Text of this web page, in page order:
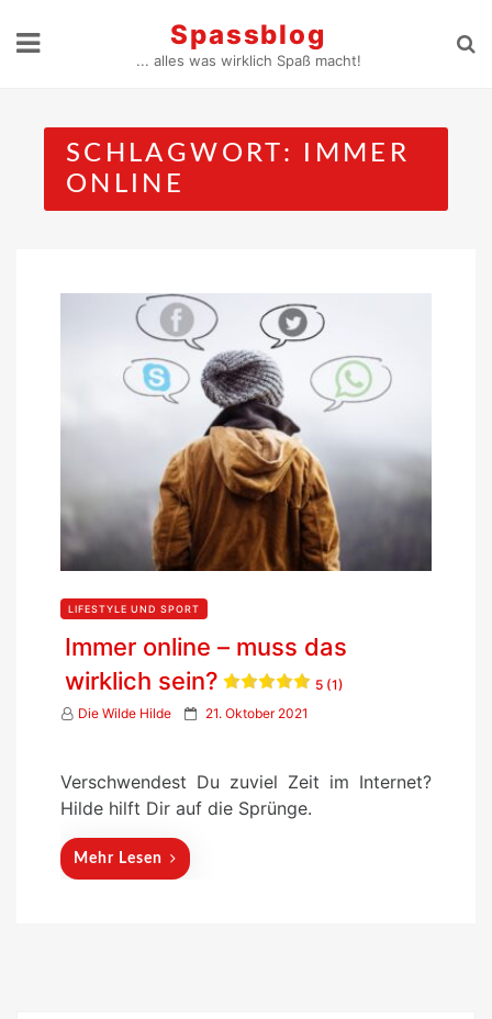
Spassblog
... alles was wirklich Spaß macht!
SCHLAGWORT:
IMMER
ONLINE
LIFESTYLE UND SPORT
Immer online – muss das
wirklich sein?
5 (1)
Die Wilde Hilde
P
t
e
21. Oktober 2021
Verschwendest Du zuviel Zeit im Internet?
Hilde hilft Dir auf die Sprünge.
Mehr Lesen